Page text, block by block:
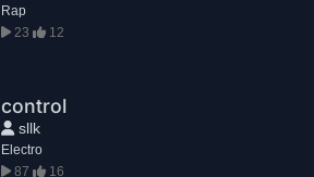
Rap
23
12
control
sllk
Electro
87
16